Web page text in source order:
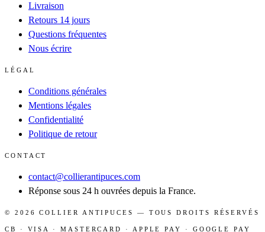
Livraison
Retours 14 jours
Questions fréquentes
Nous écrire
LÉGAL
Conditions générales
Mentions légales
Confidentialité
Politique de retour
CONTACT
contact@collierantipuces.com
Réponse sous 24 h ouvrées depuis la France.
© 2026 COLLIER ANTIPUCES — TOUS DROITS RÉSERVÉS
CB · VISA · MASTERCARD · APPLE PAY · GOOGLE PAY